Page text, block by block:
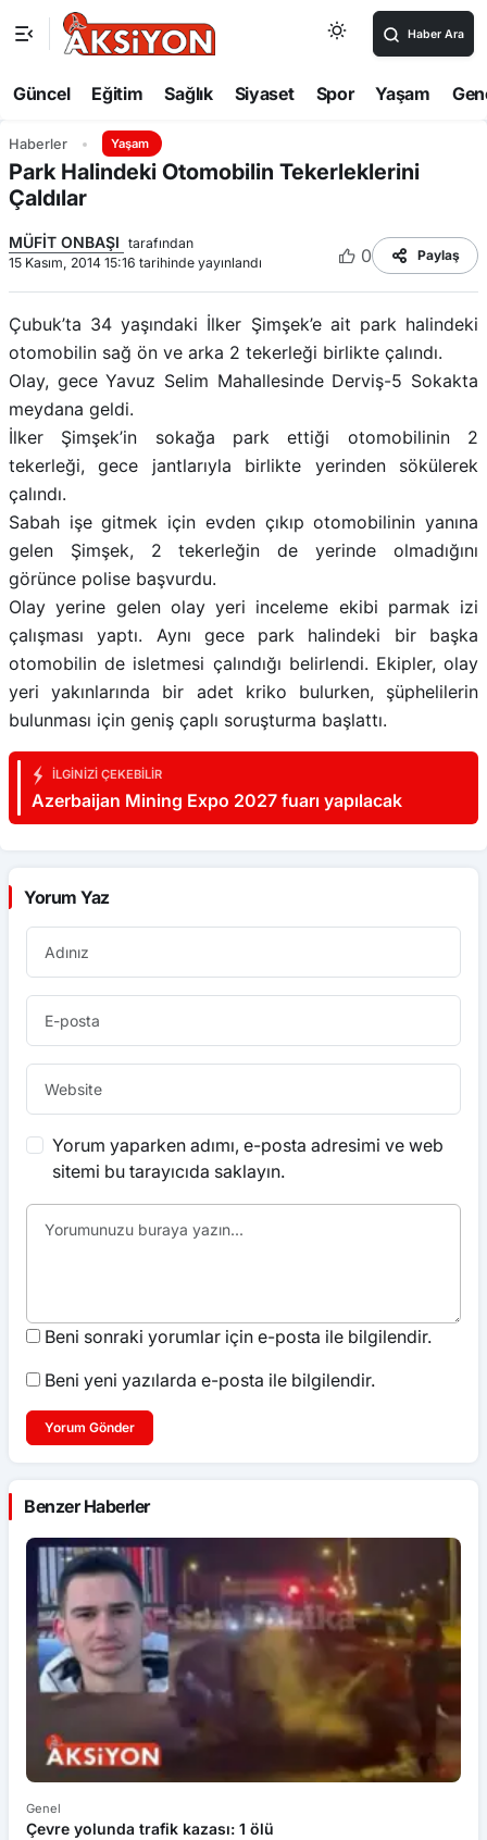
Haber Ara
Güncel Eğitim Sağlık Siyaset Spor Yaşam
Haberler Yaşam
Park Halindeki Otomobilin Tekerleklerini
Çaldılar
MÜFİT ONBAŞI tarafından
15 Kasım, 2014 15:16 tarihinde yayınlandı
0 Paylaş
Çubuk’ta 34 yaşındaki İlker Şimşek’e ait park halindeki
otomobilin sağ ön ve arka 2 tekerleği birlikte çalındı.
Olay, gece Yavuz Selim Mahallesinde Derviş-5 Sokakta
meydana geldi.
İlker Şimşek’in sokağa park ettiği otomobilinin 2
tekerleği, gece jantlarıyla birlikte yerinden sökülerek
çalındı.
Sabah işe gitmek için evden çıkıp otomobilinin yanına
gelen Şimşek, 2 tekerleğin de yerinde olmadığını
görünce polise başvurdu.
Olay yerine gelen olay yeri inceleme ekibi parmak izi
çalışması yaptı. Aynı gece park halindeki bir başka
otomobilin de isletmesi çalındığı belirlendi. Ekipler, olay
yeri yakınlarında bir adet kriko bulurken, şüphelilerin
bulunması için geniş çaplı soruşturma başlattı.
İLGINIZI ÇEKEBILIR
Azerbaijan Mining Expo 2027 fuarı yapılacak
Yorum Yaz
Yorum yaparken adımı, e-posta adresimi ve web
sitemi bu tarayıcıda saklayın.
Beni sonraki yorumlar için e-posta ile bilgilendir.
Beni yeni yazılarda e-posta ile bilgilendir.
Yorum Gönder
Benzer Haberler
Genel
Çevre yolunda trafik kazası: 1 ölü